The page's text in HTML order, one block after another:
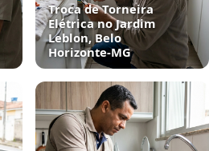
Troca de Torneira
Elétrica no Jardim
Leblon, Belo
Horizonte‑MG